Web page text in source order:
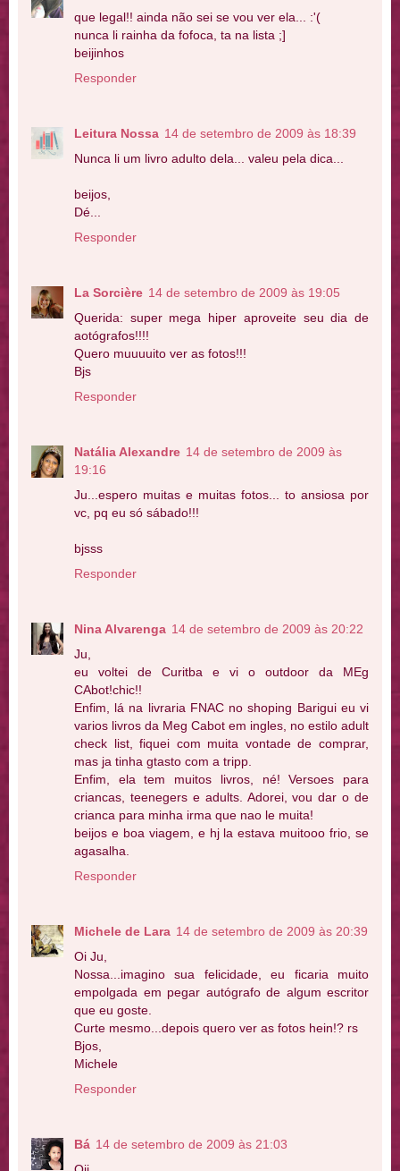
que legal!! ainda não sei se vou ver ela... :'(
nunca li rainha da fofoca, ta na lista ;]
beijinhos
Responder
Leitura Nossa 14 de setembro de 2009 às 18:39
Nunca li um livro adulto dela... valeu pela dica...
beijos,
Dé...
Responder
La Sorcière 14 de setembro de 2009 às 19:05
Querida: super mega hiper aproveite seu dia de
aotógrafos!!!!
Quero muuuuito ver as fotos!!!
Bjs
Responder
Natália Alexandre 14 de setembro de 2009 às
19:16
Ju...espero muitas e muitas fotos... to ansiosa por
vc, pq eu só sábado!!!
bjsss
Responder
Nina Alvarenga 14 de setembro de 2009 às 20:22
Ju,
eu voltei de Curitba e vi o outdoor da MEg
CAbot!chic!!
Enfim, lá na livraria FNAC no shoping Barigui eu vi
varios livros da Meg Cabot em ingles, no estilo adult
check list, fiquei com muita vontade de comprar,
mas ja tinha gtasto com a tripp.
Enfim, ela tem muitos livros, né! Versoes para
criancas, teenegers e adults. Adorei, vou dar o de
crianca para minha irma que nao le muita!
beijos e boa viagem, e hj la estava muitooo frio, se
agasalha.
Responder
Michele de Lara 14 de setembro de 2009 às 20:39
Oi Ju,
Nossa...imagino sua felicidade, eu ficaria muito
empolgada em pegar autógrafo de algum escritor
que eu goste.
Curte mesmo...depois quero ver as fotos hein!? rs
Bjos,
Michele
Responder
Bá 14 de setembro de 2009 às 21:03